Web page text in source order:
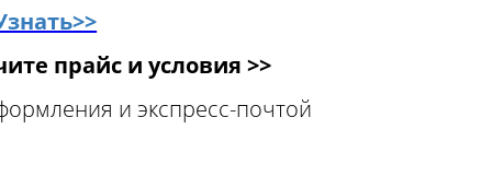
прайс и условия >>
и экспресс-почтой